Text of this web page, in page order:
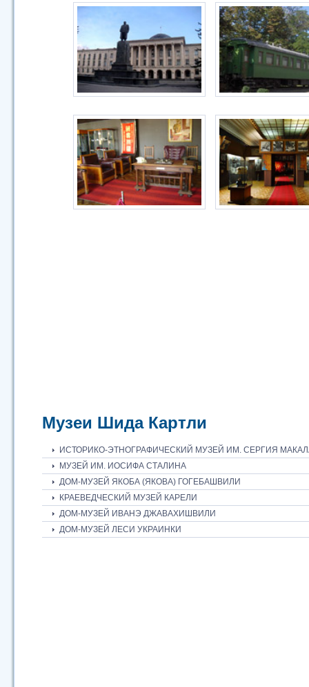
Музеи Шида Картли
ИСТОРИКО-ЭТНОГРАФИЧЕСКИЙ МУЗЕЙ ИМ. СЕРГИЯ
МУЗЕЙ ИМ. ИОСИФА СТАЛИНА
ДОМ-МУЗЕЙ ЯКОБА (ЯКОВА) ГОГЕБАШВИЛИ
КРАЕВЕДЧЕСКИЙ МУЗЕЙ КАРЕЛИ
ДОМ-МУЗЕЙ ИВАНЭ ДЖАВАХИШВИЛИ
ДОМ-МУЗЕЙ ЛЕСИ УКРАИНКИ